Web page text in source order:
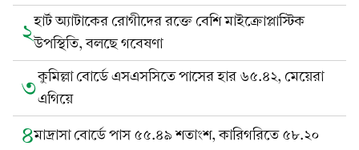
২হার্ট অ্যাটাকের রোগীদের রক্তে বেশি মাইক্রোপ্লাস্টিক
উপস্থিতি, বলছে গবেষণা
৩কুমিল্লা বোর্ডে এসএসসিতে পাসের হার ৬৫.৪২, মেয়েরা
এগিয়ে
৪মাদ্রাসা বোর্ডে পাস ৫৫.৪৯ শতাংশ, কারিগরিতে ৫৮.২০